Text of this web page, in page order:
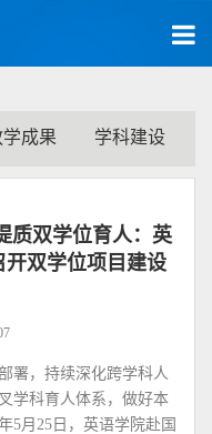
成果 学科建设
质双学位育人：英
双学位项目建设
署，持续深化跨学科人
学科育人体系，做好本
5月25日，英语学院赴国